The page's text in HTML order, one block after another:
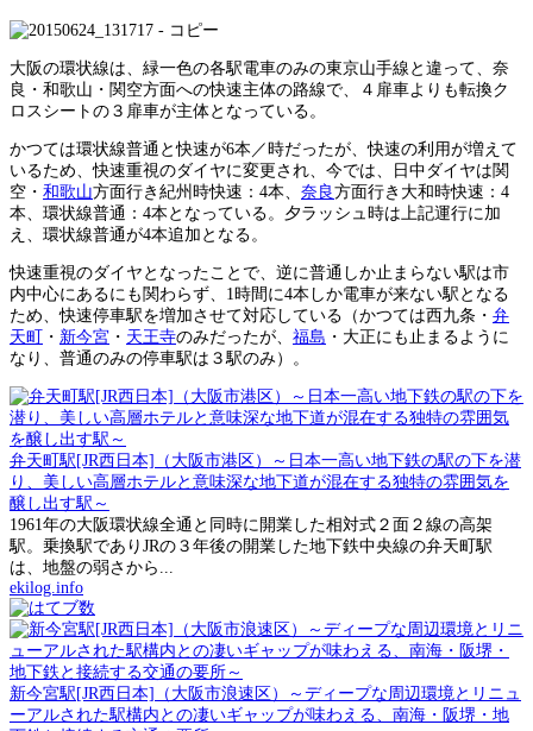
大阪の環状線は、緑一色の各駅電車のみの東京山手線と違って、奈
良・和歌山・関空方面への快速主体の路線で、４扉車よりも転換ク
ロスシートの３扉車が主体となっている。
かつては環状線普通と快速が6本／時だったが、快速の利用が増えて
いるため、快速重視のダイヤに変更され、今では、日中ダイヤは関
空・ 和歌山方面行き紀州時快速：4本、 奈良方面行き大和時快速：4
本、環状線普通：4本となっている。夕ラッシュ時は上記運行に加
え、環状線普通が4本追加となる。
快速重視のダイヤとなったことで、逆に普通しか止まらない駅は市
内中心にあるにも関わらず、1時間に4本しか電車が来ない駅となる
ため、快速停車駅を増加させて対応している（かつては西九条・ 弁
天町
・ 新今宮 ・ 天王寺のみだったが、 福島 ・大正にも止まるように
なり、普通のみの停車駅は３駅のみ）。
弁天町駅[JR西日本]（大阪市港区）～日本一高い地下鉄の駅の下を潜
り、美しい高層ホテルと意味深な地下道が混在する独特の雰囲気を
醸し出す駅～
1961年の大阪環状線全通と同時に開業した相対式２面２線の高架
駅。乗換駅でありJRの３年後の開業した地下鉄中央線の弁天町駅
は、地盤の弱さから...
ekilog.info
新今宮駅[JR西日本]（大阪市浪速区）～ディープな周辺環境とリニュ
ーアルされた駅構内との凄いギャップが味わえる、南海・阪堺・地